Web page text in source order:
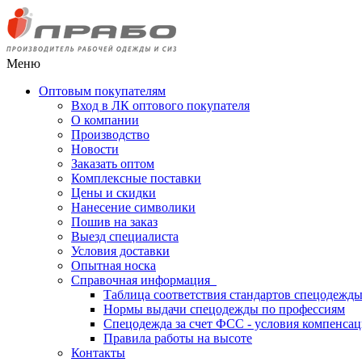
Меню
Оптовым покупателям
Вход в ЛК оптового покупателя
О компании
Производство
Новости
Заказать оптом
Комплексные поставки
Цены и скидки
Нанесение символики
Пошив на заказ
Выезд специалиста
Условия доставки
Опытная носка
Справочная информация
Таблица соответствия стандартов спецодежды
Нормы выдачи спецодежды по профессиям
Спецодежда за счет ФСС - условия
Правила работы на высоте
Контакты